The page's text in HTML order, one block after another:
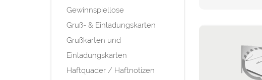
Gewinnspiellose
Gruß- & Einladungskarten
Grußkarten und
Einladungskarten
Haftquader / Haftnotizen